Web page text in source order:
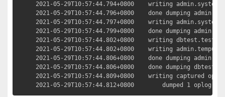
2021-05-29T10:57:44.794+0800	writing admin.system.roles to
2021-05-29T10:57:44.796+0800	done dumping admin.system.roles (1 document)
2021-05-29T10:57:44.797+0800	writing admin.system.version to
2021-05-29T10:57:44.799+0800	done dumping admin.system.version (1 document)
2021-05-29T10:57:44.802+0800	writing dbtest.testuser to
2021-05-29T10:57:44.802+0800	writing admin.tempusers to
2021-05-29T10:57:44.806+0800	done dumping admin.tempusers (6 documents)
2021-05-29T10:57:44.806+0800	done dumping dbtest.testuser (100 documents)  #dbtest库testuser集合中的100条数据
2021-05-29T10:57:44.809+0800	writing captured oplog to
2021-05-29T10:57:44.812+0800		dumped 1